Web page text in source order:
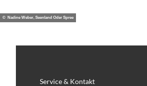
© Nadine Weber, Seenland Oder Spree
Service & Kontakt